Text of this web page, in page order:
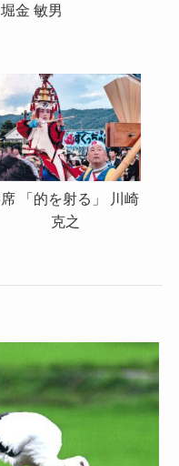
金 敏男
「的を射る」 川崎
克之